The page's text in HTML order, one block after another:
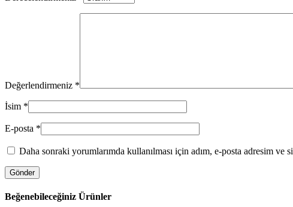
Değerlendirmeniz *
İsim *
E-posta *
Daha sonraki yorumlarımda kullanılması için adım, e-posta adresim ve
Beğenebileceğiniz Ürünler